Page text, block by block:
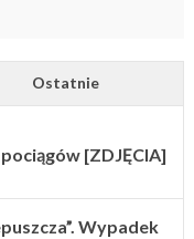
Ostatnie
[ZDJĘCIA]
Wypadek